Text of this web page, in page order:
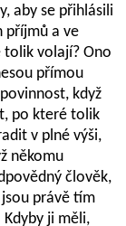
aby se přihlásili
příjmů a ve
tolik volají? Ono
přímou
když
po které tolik
v plné výši,
někomu
člověk,
právě tím
ji měli,